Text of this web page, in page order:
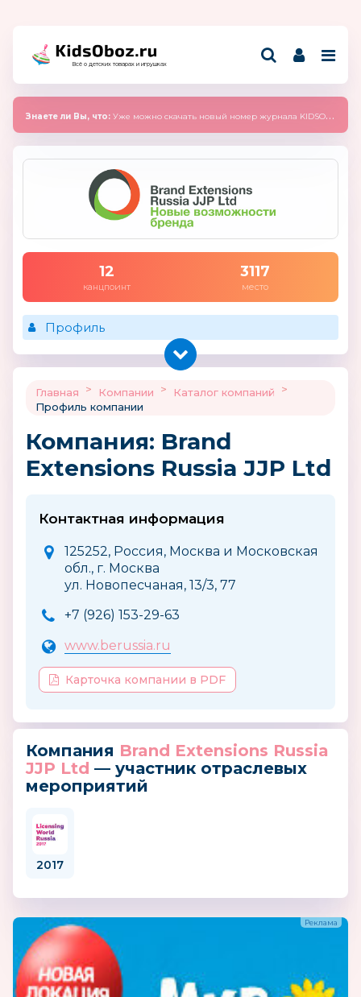
Всё о детских товарах и игрушках
Знаете ли Вы, что: Уже можно скачать новый номер журнала KIDSOBOZ 2025 (сентябрь)
12
канцпоинт
3117
место
Профиль
Главная > Компании > Каталог компаний
>
Профиль компании
Компания: Brand
Extensions Russia JJP Ltd
Контактная информация
125252, Россия, Москва и Московская
обл., г. Москва
ул. Новопесчаная, 13/3, 77
+7 (926) 153-29-63
www.berussia.ru
Карточка компании в PDF
Компания Brand Extensions Russia
JJP Ltd — участник отраслевых
мероприятий
2017